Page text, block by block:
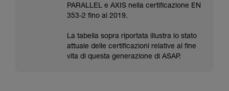
PARALLEL e AXIS nella certificazione EN
353-2 fino al 2019.
La tabella sopra riportata illustra lo stato
attuale delle certificazioni relative al fine
vita di questa generazione di ASAP.